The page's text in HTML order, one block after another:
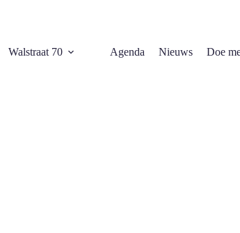
Walstraat 70 Agenda Nieuws Doe